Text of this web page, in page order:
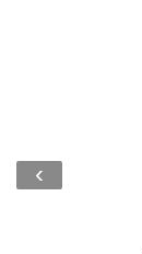
‹